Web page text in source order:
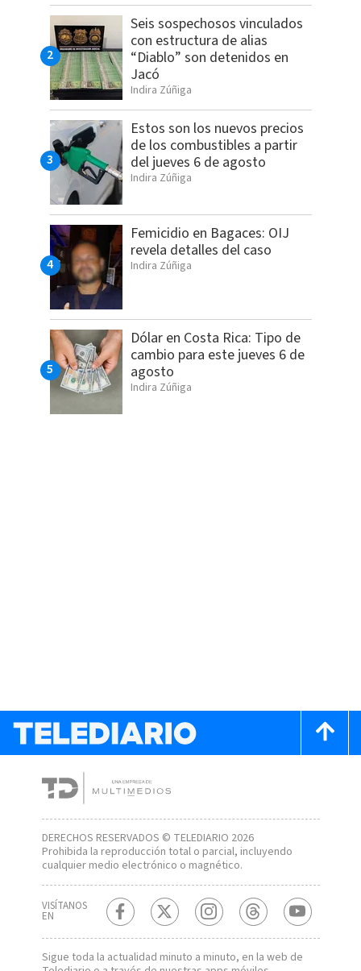
Seis sospechosos vinculados
con estructura de alias
“Diablo” son detenidos en
Jacó
Indira Zúñiga
Estos son los nuevos precios
de los combustibles a partir
del jueves 6 de agosto
Indira Zúñiga
Femicidio en Bagaces: OIJ
revela detalles del caso
Indira Zúñiga
Dólar en Costa Rica: Tipo de
cambio para este jueves 6 de
agosto
Indira Zúñiga
DERECHOS RESERVADOS © TELEDIARIO 2026
Prohibida la reproducción total o parcial, incluyendo
cualquier medio electrónico o magnético.
VISÍTANOS
EN
Sigue toda la actualidad minuto a minuto, en la web de